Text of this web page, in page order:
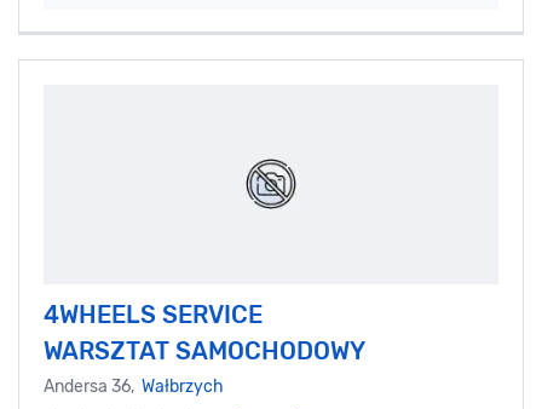
4WHEELS SERVICE
WARSZTAT SAMOCHODOWY
Andersa 36, Wałbrzych